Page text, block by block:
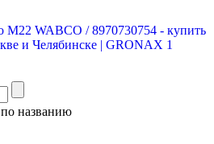
по названию